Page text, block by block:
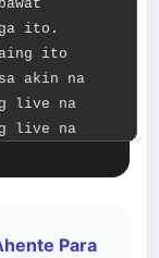
Para